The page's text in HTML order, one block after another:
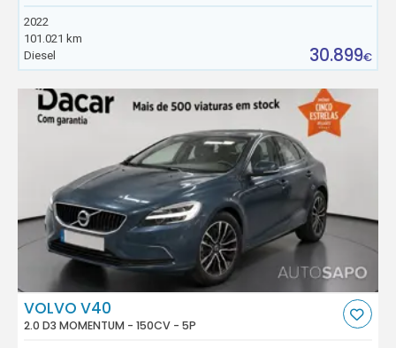
2022
101.021 km
Diesel
30.899€
VOLVO V40
2.0 D3 MOMENTUM - 150CV - 5P